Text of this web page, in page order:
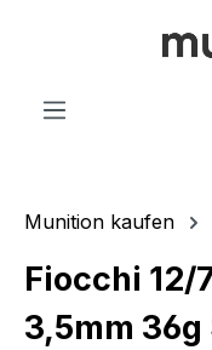
Munition kaufen
Fiocchi 12/
3,5mm